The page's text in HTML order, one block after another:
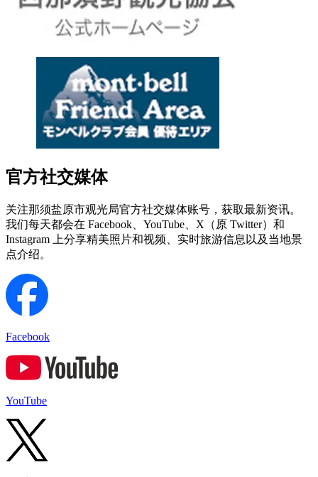
官方社交媒体
关注那须盐原市观光局官方社交媒体账号，获取最新资讯。
我们每天都会在 Facebook、YouTube、X（原 Twitter）和
Instagram 上分享精美照片和视频、实时旅游信息以及当地景
点介绍。
Facebook
YouTube